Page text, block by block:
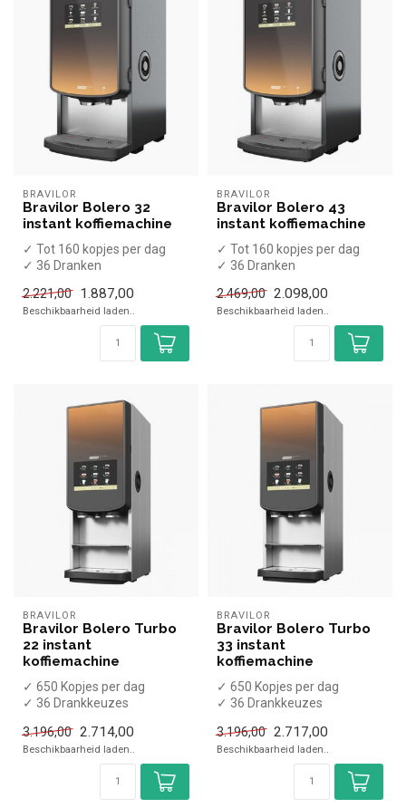
BRAVILOR
Bravilor Bolero 32
instant koffiemachine
✓ Tot 160 kopjes per dag
✓ 36 Dranken
melkpoeder
✓ Vaste wa...
2.221,00 1.887,00
Beschikbaarheid laden..
BRAVILOR
Bravilor Bolero 43
instant koffiemachine
✓ Tot 160 kopjes per dag
✓ 36 Dranken
melkpoeder
✓ Vaste wa...
2.469,00 2.098,00
Beschikbaarheid laden..
BRAVILOR
Bravilor Bolero Turbo
22 instant
koffiemachine
✓ 650 Kopjes per dag
✓ 36 Drankkeuzes
x Verse melk / C...
3.196,00 2.714,00
Beschikbaarheid laden..
BRAVILOR
Bravilor Bolero Turbo
33 instant
koffiemachine
✓ 650 Kopjes per dag
✓ 36 Drankkeuzes
Heet water
...
3.196,00 2.717,00
Beschikbaarheid laden..